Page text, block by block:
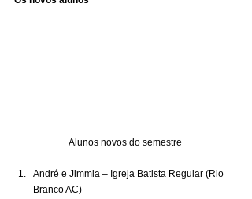
Alunos novos do semestre
André e Jimmia – Igreja Batista Regular (Rio
Branco AC)